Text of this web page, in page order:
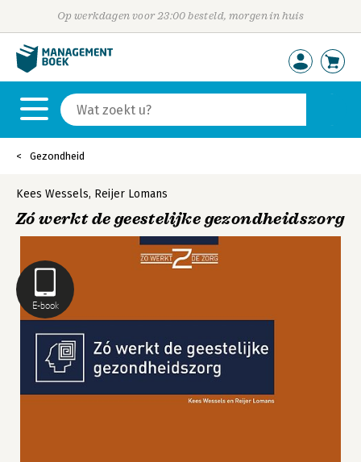
Op werkdagen voor 23:00 besteld, morgen in huis
Gezondheid
E-book
Kees Wessels, Reijer Lomans
Zó werkt de geestelijke gezondheidszorg